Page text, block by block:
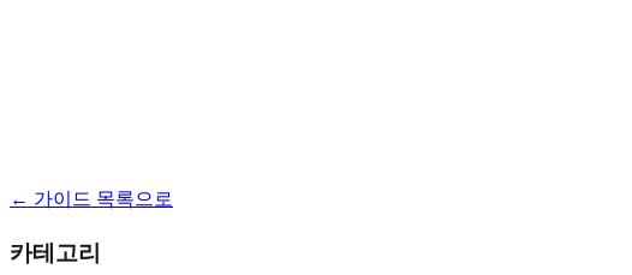
← 가이드 목록으로
카테고리